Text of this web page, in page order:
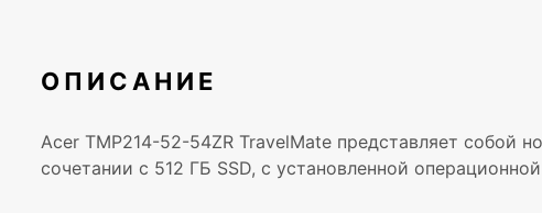
ОПИСАНИЕ
Acer TMP214-52-54ZR TravelMate представляет собой
сочетании с 512 ГБ SSD, с установленной